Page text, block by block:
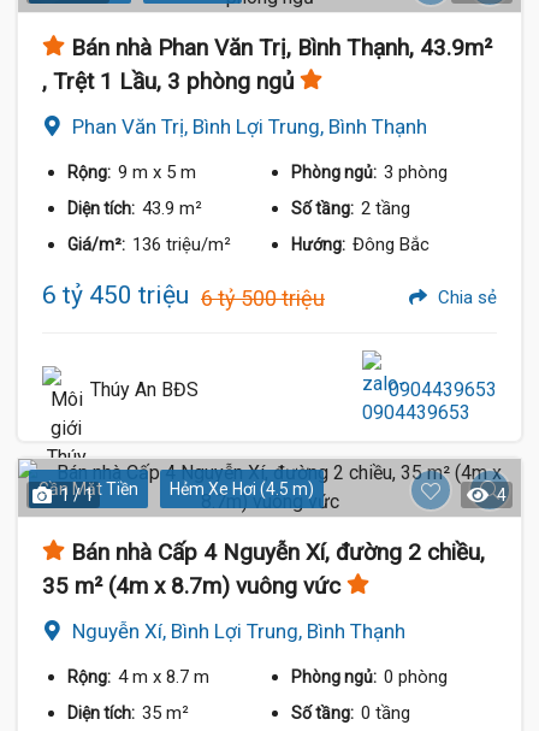
Bán nhà Phan Văn Trị, Bình Thạnh, 43.9m²
, Trệt 1 Lầu, 3 phòng ngủ
Phan Văn Trị, Bình Lợi Trung, Bình Thạnh
Rộng: 9 m x 5 m Phòng ngủ: 3 phòng
Diện tích: 43.9 m² Số tầng: 2 tầng
Giá/m²: 136 triệu/m² Hướng: Đông Bắc
6 tỷ 450 triệu 6 tỷ 500 triệu Chia sẻ
Thúy An BĐS 0904439653
Gần Mặt Tiền Hẻm Xe Hơi (4.5 m)
1 / 1 4
Bán nhà Cấp 4 Nguyễn Xí, đường 2 chiều,
35 m² (4m x 8.7m) vuông vức
Nguyễn Xí, Bình Lợi Trung, Bình Thạnh
Rộng: 4 m x 8.7 m Phòng ngủ: 0 phòng
Diện tích: 35 m² Số tầng: 0 tầng